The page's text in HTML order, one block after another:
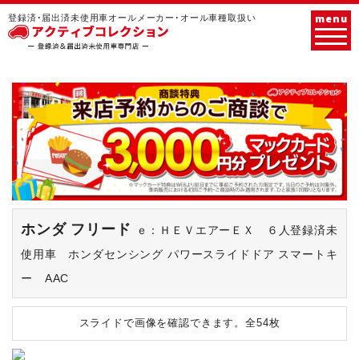
登録済･届出済未使用車オールメーカー･オール車種取扱い menu
ホンダ フリード
ｅ：ＨＥＶエアーＥＸ ６人登録済未
使用車 ホンダセンシング パワースライドドア スマートキ
ー AAC
スライドで画像を確認できます。全54枚